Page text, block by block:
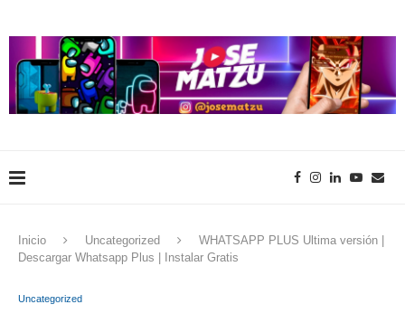
Inicio Uncategorized
WHATSAPP PLUS Ultima versión |
Descargar Whatsapp Plus | Instalar Gratis
Uncategorized